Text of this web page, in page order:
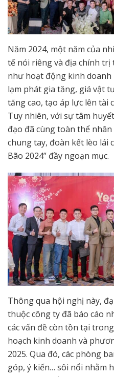
Năm 2024, một năm của
tế nói riêng và địa chính
như hoạt động kinh
lạm phát gia tăng, giá vật
tăng cao, tạo áp lực lên tài
Tuy nhiên, với sự tâm
đạo đã cùng toàn thể
chung tay, đoàn kết lèo lái
Bão 2024” đầy ngoạn mục.
Thông qua hội nghị này,
thuộc công ty đã báo cáo
các vấn đề còn tồn tại
hoạch kinh doanh và
2025. Qua đó, các phòng
góp, ý kiến… sôi nổi nhằm